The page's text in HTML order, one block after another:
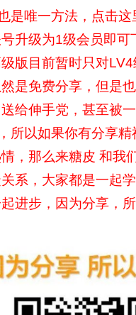
是唯一方法，点击这
升级为1级会员即可
版目前暂时只对
是免费分享，但是
给伸手党，甚至被
所以如果你有分享
，那么来糖皮 和我
系，大家都是一起
进步，因为分享，所